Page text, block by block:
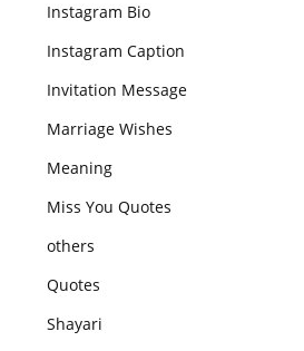
Instagram Bio
Instagram Caption
Invitation Message
Marriage Wishes
Meaning
Miss You Quotes
others
Quotes
Shayari